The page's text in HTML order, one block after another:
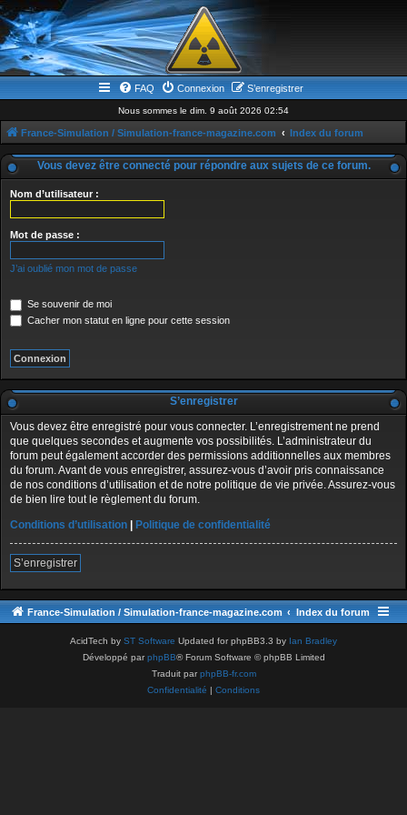
FAQ Connexion S’enregistrer
Nous sommes le dim. 9 août 2026 02:54
France-Simulation / Simulation-france-magazine.com Index du forum
Vous devez être connecté pour répondre aux sujets de ce forum.
Nom d’utilisateur :
Mot de passe :
J’ai oublié mon mot de passe
Se souvenir de moi
Cacher mon statut en ligne pour cette session
S’enregistrer
Vous devez être enregistré pour vous connecter. L’enregistrement ne prend
que quelques secondes et augmente vos possibilités. L’administrateur du
forum peut également accorder des permissions additionnelles aux membres
du forum. Avant de vous enregistrer, assurez-vous d’avoir pris connaissance
de nos conditions d’utilisation et de notre politique de vie privée. Assurez-vous
de bien lire tout le règlement du forum.
Conditions d’utilisation
Politique de confidentialité
S’enregistrer
France-Simulation / Simulation-france-magazine.com Index du forum
AcidTech by ST Software Updated for phpBB3.3 by Ian Bradley
Développé parphpBB® Forum Software © phpBB Limited
Traduit parphpBB-fr.com
Confidentialité | Conditions